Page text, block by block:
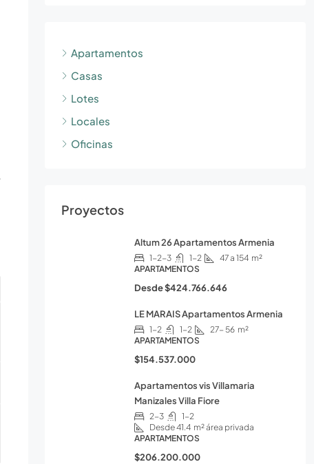
Apartamentos
Casas
Lotes
Locales
Oficinas
Proyectos
Altum 26 Apartamentos Armenia
1-2-3 1-2 47 a 154 m²
APARTAMENTOS
Desde$424.766.646
LE MARAIS Apartamentos Armenia
1-2 1-2 27- 56 m²
APARTAMENTOS
$154.537.000
Apartamentos vis Villamaria
Manizales Villa Fiore
2-3
1-2
Desde 41.4 m² área privada
APARTAMENTOS
$206.200.000